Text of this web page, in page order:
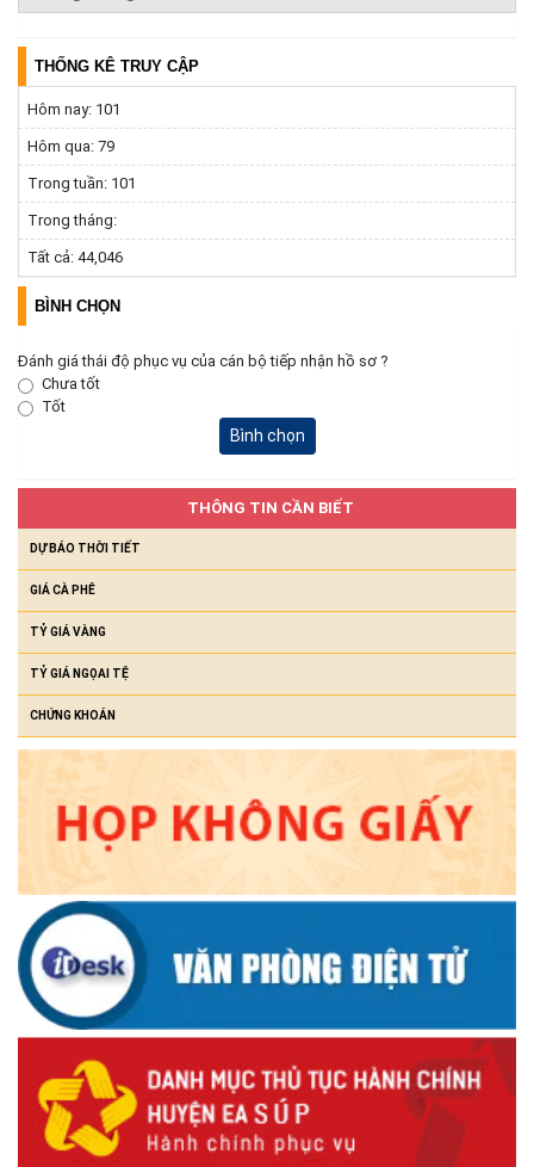
THỐNG KÊ TRUY CẬP
Hôm nay: 101
Hôm qua: 79
Trong tuần: 101
Trong tháng:
Tất cả: 44,046
BÌNH CHỌN
Đánh giá thái độ phục vụ của cán bộ tiếp nhận hồ sơ ?
Chưa tốt
Tốt
Bình chọn
THÔNG TIN CẦN BIẾT
DỰ BÁO THỜI TIẾT
GIÁ CÀ PHÊ
TỶ GIÁ VÀNG
TỶ GIÁ NGỌAI TỆ
CHỨNG KHOÁN
UBND xã Ea Bung phát động hưởng ứng Cuộc thi "Gia đình
chuyển đổi số" tỉnh Đắk Lắk năm 2026
(03/08/2026)
Thường trực Đảng ủy xã Ea Bung làm việc với cấp ủy Chi bộ
các thôn sau sắp xếp
(30/07/2026)